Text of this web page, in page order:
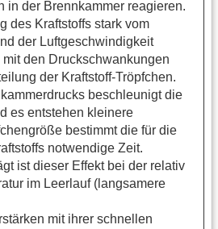
in der Brennkammer reagieren.
des Kraftstoffs stark vom
der Luftgeschwindigkeit
den Druckschwankungen
der Kraftstoff-Tröpfchen.
beschleunigt die
es entstehen kleinere
bestimmt die für die
notwendige Zeit.
ist dieser Effekt bei der relativ
im Leerlauf (langsamere
mit ihrer schnellen